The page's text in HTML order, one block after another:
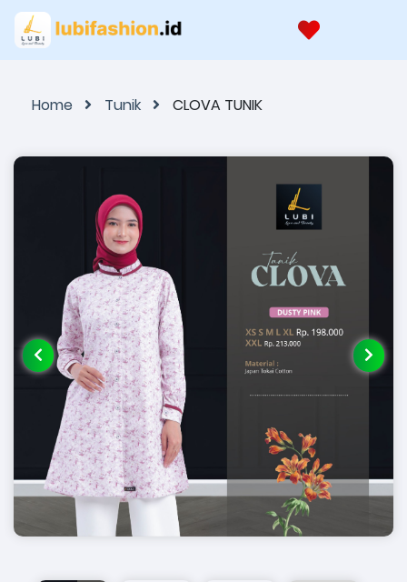
Home Tunik CLOVA TUNIK